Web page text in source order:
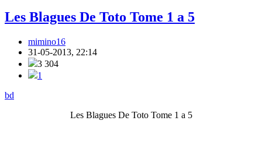
Les Blagues De Toto Tome 1 a 5
mimino16
31-05-2013, 22:14
3 304
1
bd
Les Blagues De Toto Tome 1 a 5